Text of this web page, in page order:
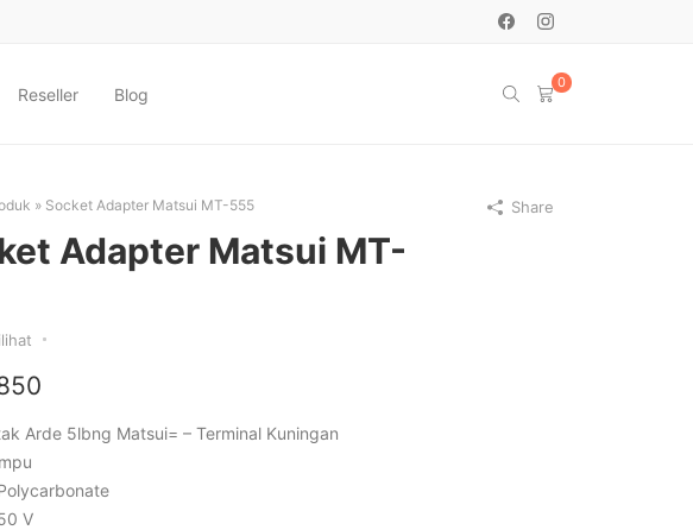
Reseller Blog
0
» Socket Adapter Matsui MT-555
Adapter Matsui MT-
Arde 5lbng Matsui= – Terminal Kuningan
V
Share